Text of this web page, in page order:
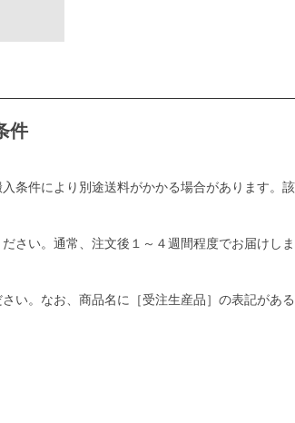
件
条件により別途送料がかかる場合があります。
さい。通常、注文後１～４週間程度でお届けし
い。なお、商品名に［受注生産品］の表記があ